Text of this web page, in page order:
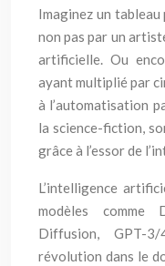
Imaginez un tableau
non pas par un
artificielle. Ou
ayant multiplié par
à l’automatisation
la science-fiction,
grâce à l’essor de
L’intelligence
modèles comme
Diffusion, GPT-
révolution dans le